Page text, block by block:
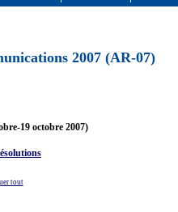
2007 (AR-07)
19 octobre 2007)
tout